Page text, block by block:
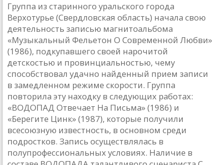
Группа из старинного уральского города
Верхотурье (Свердловская область) начала свою
деятельность записью магнитоальбома
«Музыкальный Фельетон О Современной Любви»
(1986), подкупавшего своей нарочитой
детскостью и провинциальностью, чему
способствовал удачно найденный прием записи
в замедленном режиме скорости. Группа
повторила эту находку в следующих работах:
«ВОДОПАД Отвечает На Письма» (1986) и
«Берегите Цинк» (1987), которые получили
всесоюзную известность, в основном среди
подростков. Запись осуществлялась в
полупрофессиональных условиях. Наличие в